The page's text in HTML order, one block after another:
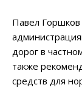
Павел
дорог в
также
средств для